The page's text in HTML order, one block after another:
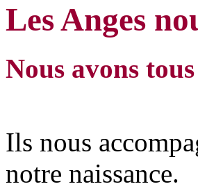
Les Anges
Nous avons
Ils nous
notre naissance.